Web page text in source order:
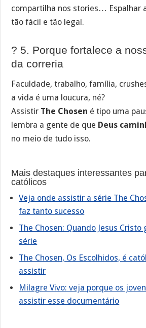
compartilha nos stories… Espalhar
tão fácil e tão legal.
? 5. Porque fortalece a
da correria
Faculdade, trabalho, família,
a vida é uma loucura, né?
Assistir The Chosen é tipo uma
lembra a gente de que Deus
no meio de tudo isso.
Mais destaques interessantes
católicos
Veja onde assistir a série The
faz tanto sucesso
The Chosen: Quando Jesus
série
The Chosen, Os Escolhidos, é
assistir
Milagre Vivo: veja porque os
assistir esse documentário